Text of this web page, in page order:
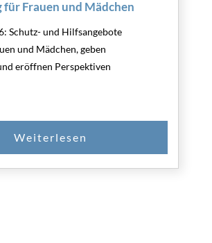
Frauen und Mädchen
Schutz- und Hilfsangebote
und Mädchen, geben
eröffnen Perspektiven